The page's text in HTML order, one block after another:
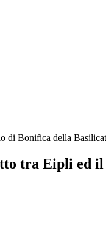
di Bonifica della
tra Eipli ed